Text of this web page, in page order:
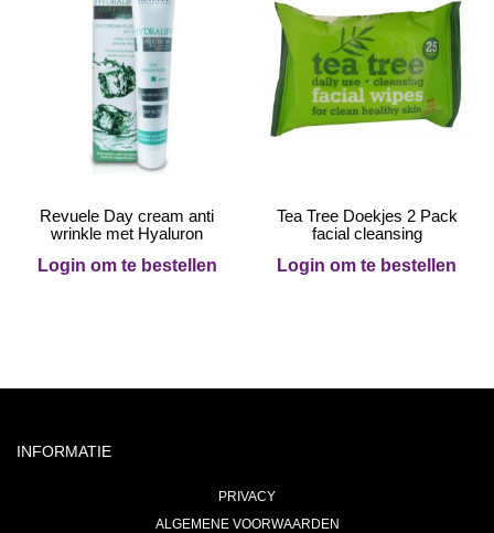
Revuele Day cream anti
wrinkle met Hyaluron
Login om te bestellen
Tea Tree Doekjes 2 Pack
facial cleansing
Login om te bestellen
INFORMATIE
PRIVACY
ALGEMENE VOORWAARDEN